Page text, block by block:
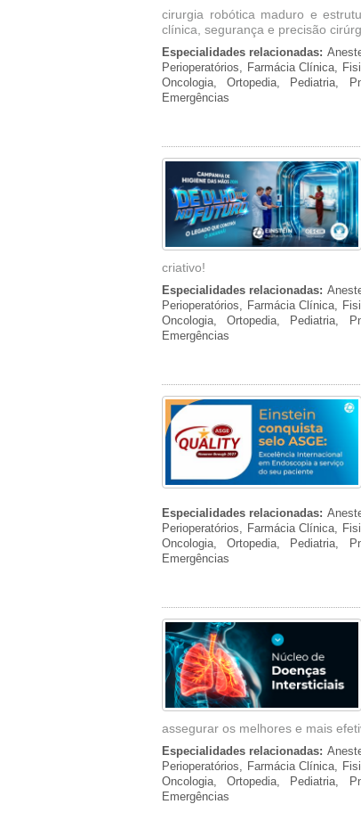
cirurgia robótica maduro e
clínica, segurança e precisão
Especialidades relacionadas:
Perioperatórios, Farmácia Clínica,
Oncologia, Ortopedia, Pediatria,
Emergências
criativo!
Especialidades relacionadas:
Perioperatórios, Farmácia Clínica,
Oncologia, Ortopedia, Pediatria,
Emergências
Especialidades relacionadas:
Perioperatórios, Farmácia Clínica,
Oncologia, Ortopedia, Pediatria,
Emergências
assegurar os melhores e mais
Especialidades relacionadas:
Perioperatórios, Farmácia Clínica,
Oncologia, Ortopedia, Pediatria,
Emergências